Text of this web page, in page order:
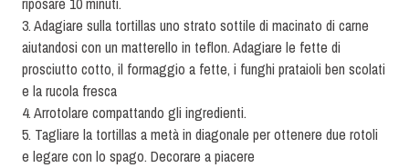
3. Adagiare sulla tortillas uno strato sottile di macinato di carne
aiutandosi con un matterello in teflon. Adagiare le fette di
prosciutto cotto, il formaggio a fette, i funghi prataioli ben scolati
e la rucola fresca
4. Arrotolare compattando gli ingredienti.
5. Tagliare la tortillas a metà in diagonale per ottenere due rotoli
e legare con lo spago. Decorare a piacere